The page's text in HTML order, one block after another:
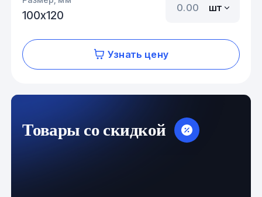
100х120
шт
Узнать цену
Товары со скидкой